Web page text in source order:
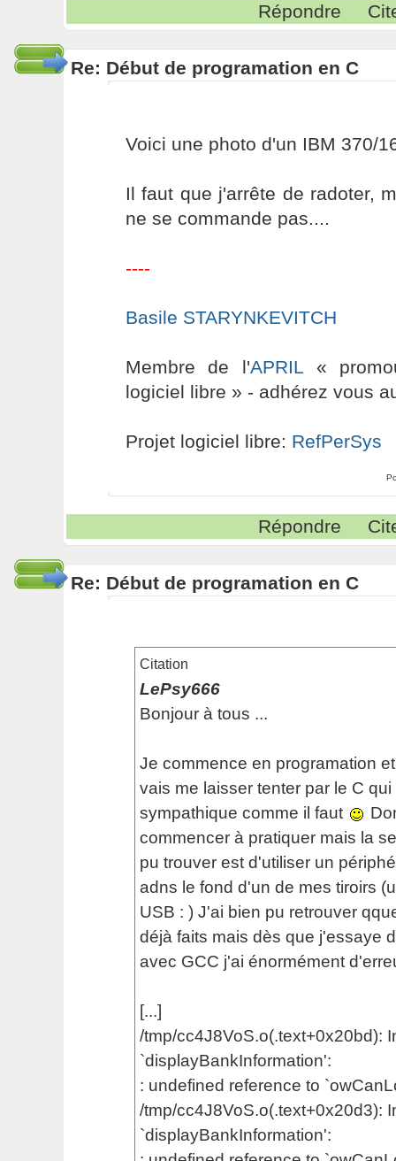
Répondre
Re: Début de programation en C
Voici une photo d'un IBM 370/
Il faut que j'arrête de radoter,
ne se commande pas....
----
Basile STARYNKEVITCH
Membre de l'APRIL «
logiciel libre » - adhérez vous
Projet logiciel libre: RefPerSys
Répondre
Re: Début de programation en C
Citation
LePsy666
Bonjour à tous ...
Je commence en programation
vais me laisser tenter par le C
sympathique comme il faut
commencer à pratiquer mais la
pu trouver est d'utiliser un
adns le fond d'un de mes tiroirs
USB : ) J'ai bien pu retrouver
déjà faits mais dès que j'essaye
avec GCC j'ai énormément
[...]
/tmp/cc4J8VoS.o(.text+0x20bd):
`displayBankInformation':
: undefined reference to
/tmp/cc4J8VoS.o(.text+0x20d3):
`displayBankInformation':